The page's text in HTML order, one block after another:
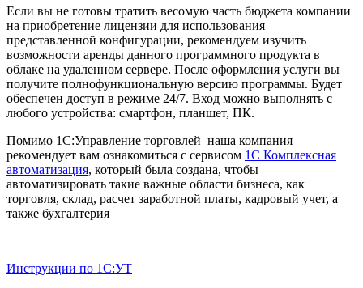
Если вы не готовы тратить весомую часть бюджета компании
на приобретение лицензии для использования
представленной конфигурации, рекомендуем изучить
возможности аренды данного программного продукта в
облаке на удаленном сервере. После оформления услуги вы
получите полнофункциональную версию программы. Будет
обеспечен доступ в режиме 24/7. Вход можно выполнять с
любого устройства: смартфон, планшет, ПК.
Помимо 1С:Управление торговлей наша компания
рекомендует вам ознакомиться с сервисом 1С Комплексная
автоматизация, который была создана, чтобы
автоматизировать такие важные области бизнеса, как
торговля, склад, расчет заработной платы, кадровый учет, а
также бухгалтерия
Инструкции по 1С:УТ